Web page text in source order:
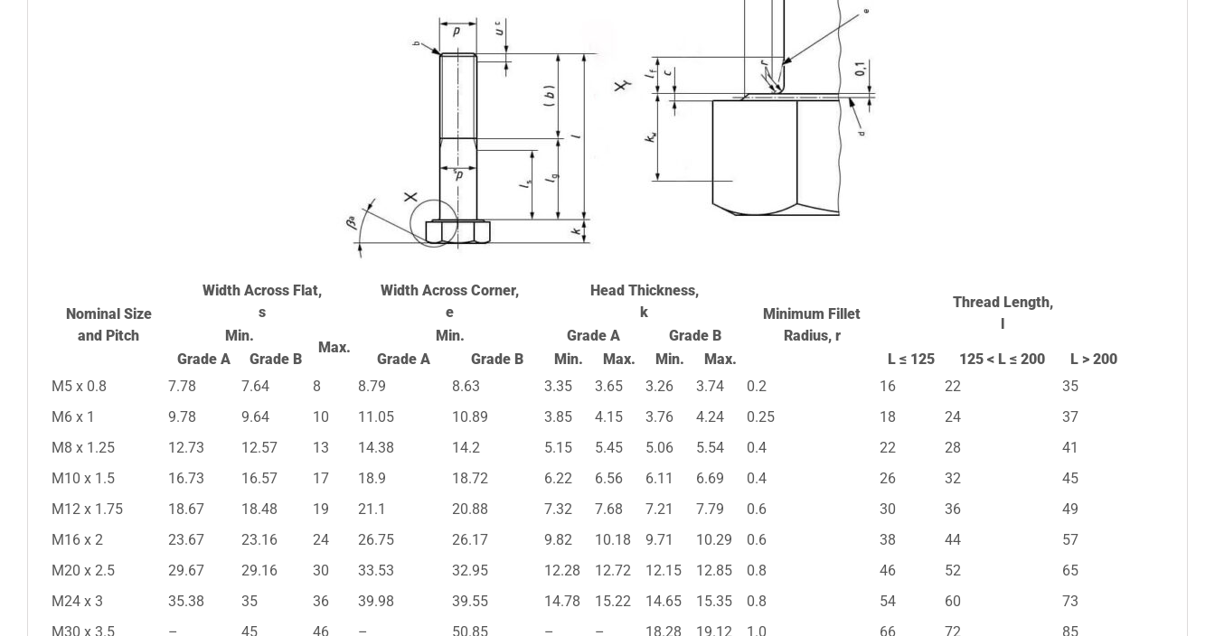
Nominal Size
and Pitch
Width Across Flat,
s
Width Across Corner,
e
Head Thickness,
k
Minimum Fillet
Radius, r
Thread Length,
l
Min.
Max.
Min. Grade A
Grade B
Grade A
Grade B Grade A Grade B Min. Max. Min. Max. L ≤ 125 125 < L ≤ 200
L > 200
M5 x 0.8
7.78 7.64 8 8.79 8.63 3.35 3.65 3.26 3.74 0.2 16 22
35
M6 x 1
9.78 9.64 10 11.05 10.89 3.85 4.15 3.76 4.24 0.25 18 24
37
M8 x 1.25
12.73 12.57 13 14.38 14.2 5.15 5.45 5.06 5.54 0.4 22 28
41
M10 x 1.5
16.73 16.57 17 18.9 18.72 6.22 6.56 6.11 6.69 0.4 26 32
45
M12 x 1.75
18.67 18.48 19 21.1 20.88 7.32 7.68 7.21 7.79 0.6 30 36
49
M16 x 2
23.67 23.16 24 26.75 26.17 9.82 10.18 9.71 10.29 0.6 38 44
57
M20 x 2.5
29.67 29.16 30 33.53 32.95 12.28 12.72 12.15 12.85 0.8 46 52
65
M24 x 3
35.38 35 36 39.98 39.55 14.78 15.22 14.65 15.35 0.8 54 60
73
M30 x 3.5
– 45 46 – 50.85 – – 18.28 19.12 1.0 66 72 85